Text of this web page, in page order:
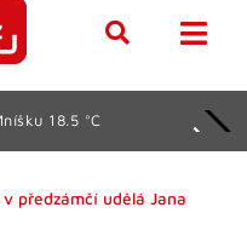
18.5 °C
předzámčí udělá Jana